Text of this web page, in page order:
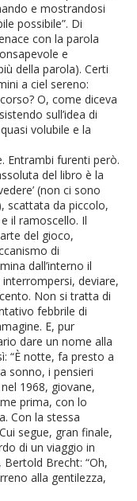
e mostrandosi
possibile”. Di
con la parola
e
della parola). Certi
a ciel sereno:
O, come diceva
sull’idea di
volubile e la
Entrambi furenti però.
del libro è la
(non ci sono
scattata da piccolo,
il ramoscello. Il
del gioco,
di
dall’interno il
deviare,
Non si tratta di
febbrile di
E, pur
dare un nome alla
“È notte, fa presto a
sonno, i pensieri
1968, giovane,
prima, con lo
Con la stessa
segue, gran finale,
di un viaggio in
Brecht: “Oh,
alla gentilezza,